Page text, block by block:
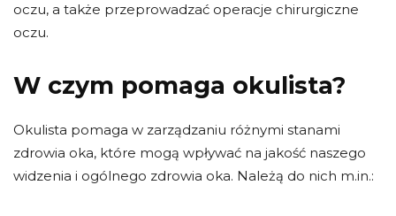
oczu, a także przeprowadzać operacje chirurgiczne
oczu.
W czym pomaga okulista?
Okulista pomaga w zarządzaniu różnymi stanami
zdrowia oka, które mogą wpływać na jakość naszego
widzenia i ogólnego zdrowia oka. Należą do nich m.in.: